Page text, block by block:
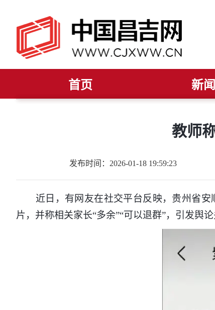
首页 新闻
教师
发布时间：2026-01-18 19:59:23
近日，有网友在社交平台反映，贵州省安
片，并称相关家长“多余”“可以退群”，引发舆论